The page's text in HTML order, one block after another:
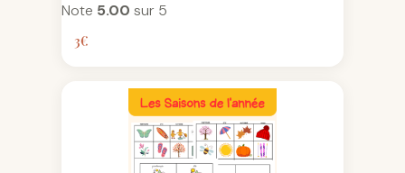
Note 5.00 sur 5
3€